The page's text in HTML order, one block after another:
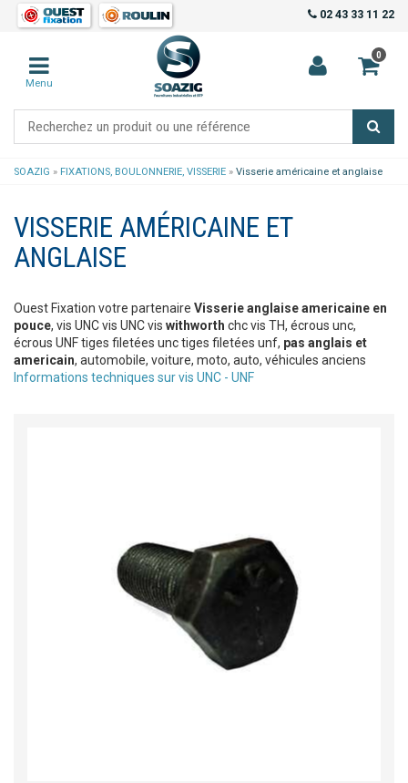
02 43 33 11 22
0
Menu
SOAZIG » FIXATIONS, BOULONNERIE, VISSERIE » Visserie américaine et anglaise
VISSERIE AMÉRICAINE ET
ANGLAISE
Ouest Fixation votre partenaire Visserie anglaise americaine en
pouce, vis UNC vis UNC vis withworth chc vis TH, écrous unc,
écrous UNF tiges filetées unc tiges filetées unf, pas anglais et
americain, automobile, voiture, moto, auto, véhicules anciens
Informations techniques sur vis UNC - UNF